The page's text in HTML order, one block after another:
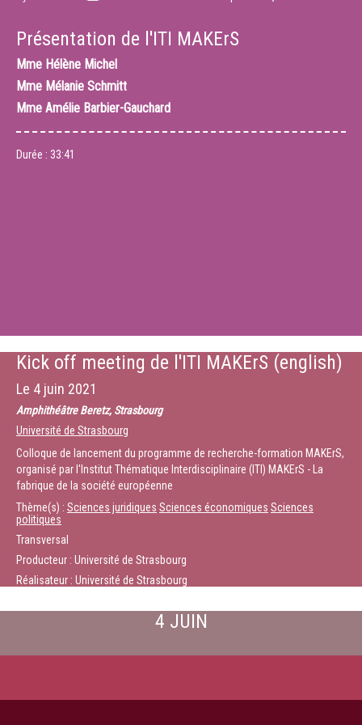
Présentation de l'ITI MAKErS
Mme Hélène Michel
Mme Mélanie Schmitt
Mme Amélie Barbier-Gauchard
Durée : 33:41
Kick off meeting de l'ITI MAKErS (english)
Le 4 juin 2021
Amphithéâtre Beretz, Strasbourg
Université de Strasbourg
Colloque de lancement du programme de recherche-formation MAKErS,
organisé par l'Institut Thématique Interdisciplinaire (ITI) MAKErS - La
fabrique de la société européenne
Thème(s) : Sciences juridiques Sciences économiques Sciences
politiques
Transversal
Producteur : Université de Strasbourg
Réalisateur : Université de Strasbourg
4 JUIN